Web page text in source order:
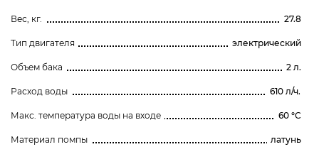
Вес, кг. 27.8
Тип двигателя электрический
Объем бака 2 л.
Расход воды 610 л/ч.
Макс. температура воды на входе 60 °C
Материал помпы латунь